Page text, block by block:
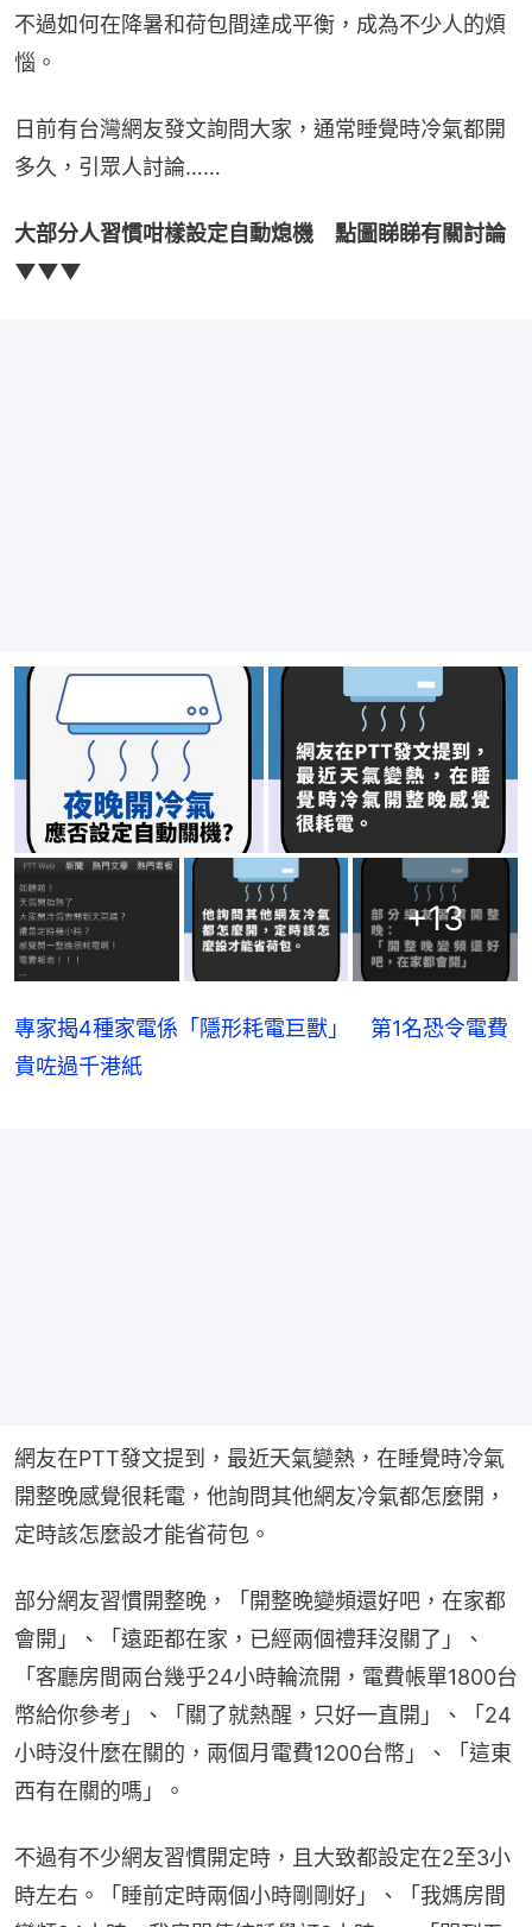
不過如何在降暑和荷包間達成平衡，成為不少人的煩
惱。
日前有台灣網友發文詢問大家，通常睡覺時冷氣都開
多久，引眾人討論……
大部分人習慣咁樣設定自動熄機　點圖睇睇有關討論
▼▼▼
+13
專家揭4種家電係「隱形耗電巨獸」 第1名恐令電費
貴咗過千港紙
網友在PTT發文提到，最近天氣變熱，在睡覺時冷氣
開整晚感覺很耗電，他詢問其他網友冷氣都怎麼開，
定時該怎麼設才能省荷包。
部分網友習慣開整晚，「開整晚變頻還好吧，在家都
會開」、「遠距都在家，已經兩個禮拜沒關了」、
「客廳房間兩台幾乎24小時輪流開，電費帳單1800台
幣給你參考」、「關了就熱醒，只好一直開」、「24
小時沒什麼在關的，兩個月電費1200台幣」、「這東
西有在關的嗎」。
不過有不少網友習慣開定時，且大致都設定在2至3小
時左右。「睡前定時兩個小時剛剛好」、「我媽房間